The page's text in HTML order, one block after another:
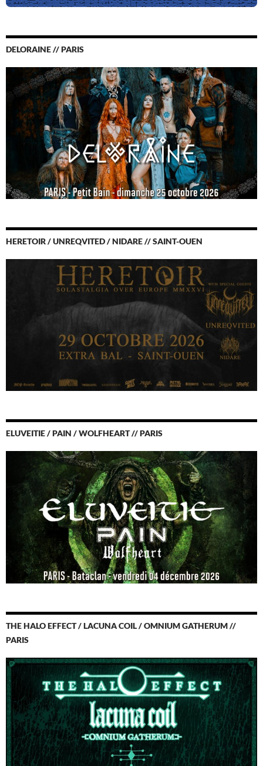
DELORAINE // PARIS
HERETOIR / UNREQVITED / NIDARE // SAINT-OUEN
ELUVEITIE / PAIN / WOLFHEART // PARIS
THE HALO EFFECT / LACUNA COIL / OMNIUM GATHERUM //
PARIS